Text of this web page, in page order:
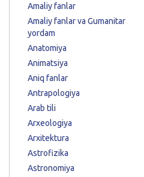
Amaliy fanlar
Amaliy fanlar va Gumanitar
yordam
Anatomiya
Animatsiya
Aniq fanlar
Antrapologiya
Arab tili
Arxeologiya
Arxitektura
Astrofizika
Astronomiya